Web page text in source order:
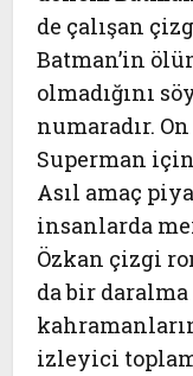
de çalışan
Batman’in
olmadığını
numaradır.
Superman için
Asıl amaç
insanlarda
Özkan çizgi
da bir daralma
izleyici